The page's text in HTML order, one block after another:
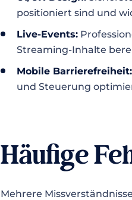
positioniert sind und
Live-Events:
Streaming-Inhalte
Mobile Barrierefreiheit:
und Steuerung
Häufige
Mehrere